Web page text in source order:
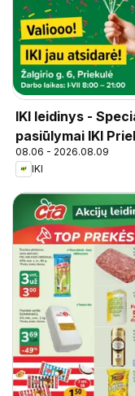
IKI leidinys -
pasiūlymai IKI
parduotuvės
08.06 - 2026.08.09
IKI